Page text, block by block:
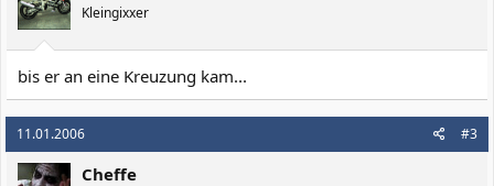
Kleingixxer
bis er an eine Kreuzung kam...
11.01.2006 #3
Cheffe